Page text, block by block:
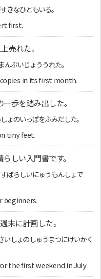
きなひともいる。
first.
売れた。
ぶいじょううれた。
in its first month.
歩を踏み出した。
ょのいっぽをふみだした。
tiny feet.
しい入門書です。
ばらしいにゅうもんしょで
beginners.
末に計画した。
しょのしゅうまつにけいかく
the first weekend in July.